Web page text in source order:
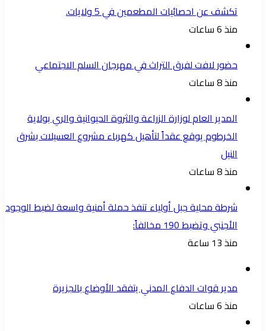
تكشف عن احصائيات المطعمين في 5 ولايات.
منذ 6 ساعات
حضور لافت لفرق التراث في مهرجان السلم الاجتماعي
منذ 8 ساعات
المدير العام لوزارة الزراعة والثروة الحيوانية والري بولاية
الخرطوم يوقع عقداً لتأهيل كهرباء مشروع العسيلات بشرق
النيل
منذ 8 ساعات
شرطة محلية جبل أولياء تنفذ حملة أمنية واسعة لضبط الوجود
الأجنبي وتضبط 190 مخالفاً:
منذ 13 ساعة
مدير قوات الدفاع المدني يتفقد الأوضاع بالجزيرة
منذ 6 ساعات